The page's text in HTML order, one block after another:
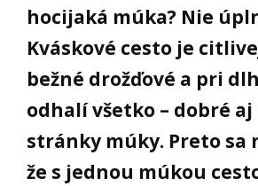
hocijaká múka? Nie
Kváskové cesto je
bežné drožďové a pri
odhalí všetko – dobré aj
stránky múky. Preto sa
že s jednou múkou